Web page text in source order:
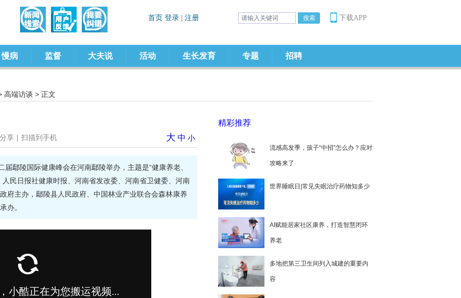
下载APP
慢病 监督 大夫说 活动 生长发育 专题 招聘
高端访谈 > 正文
分享 | 扫描到手机 大 中 小
鄢陵国际健康峰会在河南鄢陵举办，主题是“健康养老、
民日报社健康时报、河南省发改委、河南省卫健委、河南
府主办，鄢陵县人民政府、中国林业产业联合会森林康养
办。
精彩推荐
流感高发季，孩子“中招”怎么办？应对
攻略来了
世界睡眠日|常见失眠治疗药物知多少
AI赋能居家社区康养，打造智慧闭环
养老
多地把第三卫生间列入城建的重要内
容